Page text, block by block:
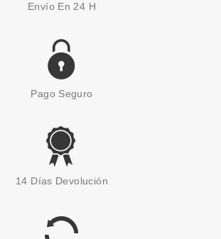
RALPH LAUREN
PARFUM 100 ML + PARFUM 10
63.20€
Envío En 24 H
Pago Seguro
14 Días Devolución